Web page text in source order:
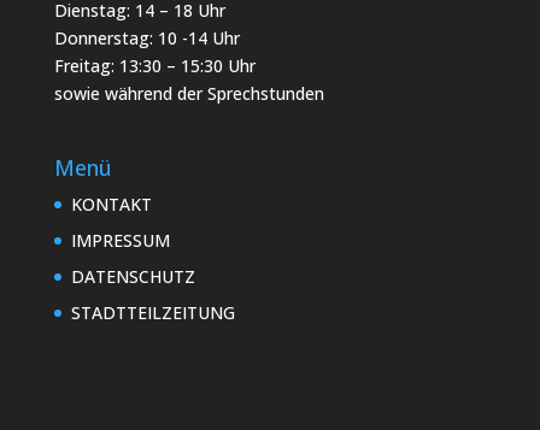
Dienstag: 14 – 18 Uhr
Donnerstag: 10 -14 Uhr
Freitag: 13:30 – 15:30 Uhr
sowie während der Sprechstunden
Menü
KONTAKT
IMPRESSUM
DATENSCHUTZ
STADTTEILZEITUNG